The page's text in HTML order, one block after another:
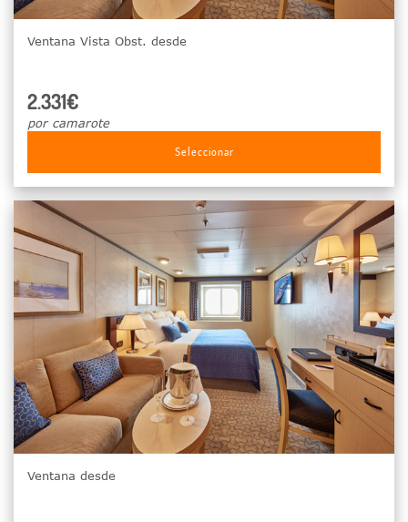
Ventana Vista Obst. desde
2.331€
por camarote
Seleccionar
Ventana desde